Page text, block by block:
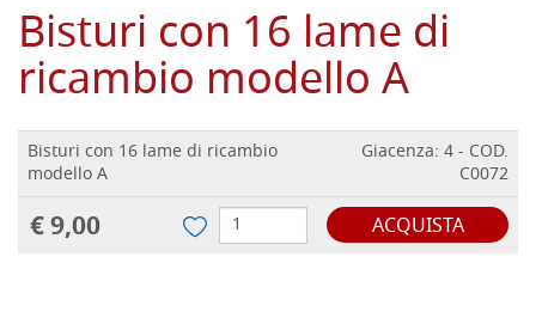
Bisturi con 16 lame di
ricambio modello A
Bisturi con 16 lame di ricambio
modello A
Giacenza: 4 - COD.
C0072
€ 9,00 ACQUISTA